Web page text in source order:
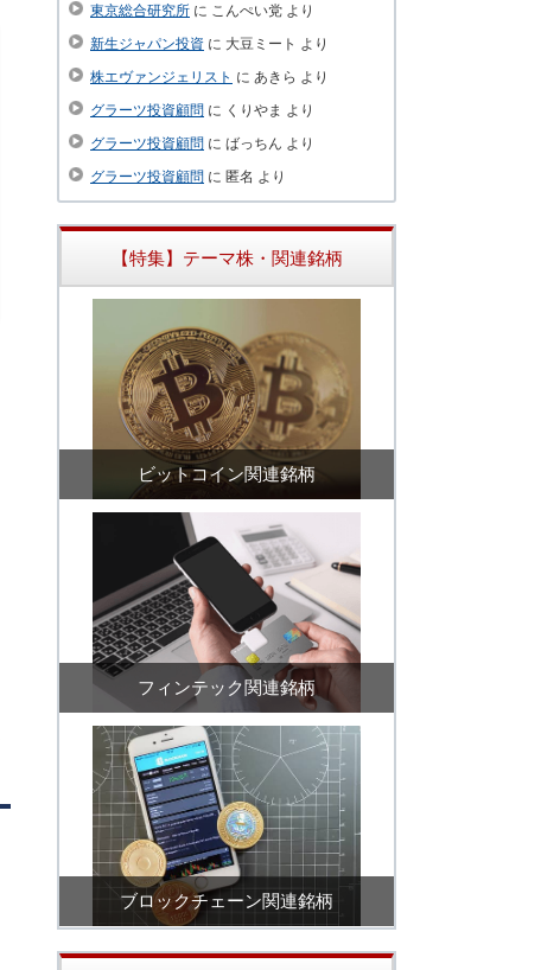
東京総合研究所 に こんぺい党 より
新生ジャパン投資 に 大豆ミート より
株エヴァンジェリスト に あきら より
グラーツ投資顧問 に くりやま より
グラーツ投資顧問 に ばっちん より
グラーツ投資顧問 に 匿名 より
【特集】テーマ株・関連銘柄
ビットコイン関連銘柄
フィンテック関連銘柄
ブロックチェーン関連銘柄